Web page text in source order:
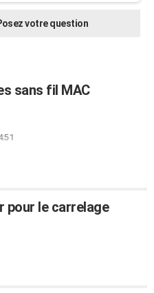
votre question
sans fil MAC
pour le carrelage